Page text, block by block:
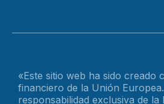
«Este sitio web ha sido creado
financiero de la Unión
responsabilidad exclusiva de la